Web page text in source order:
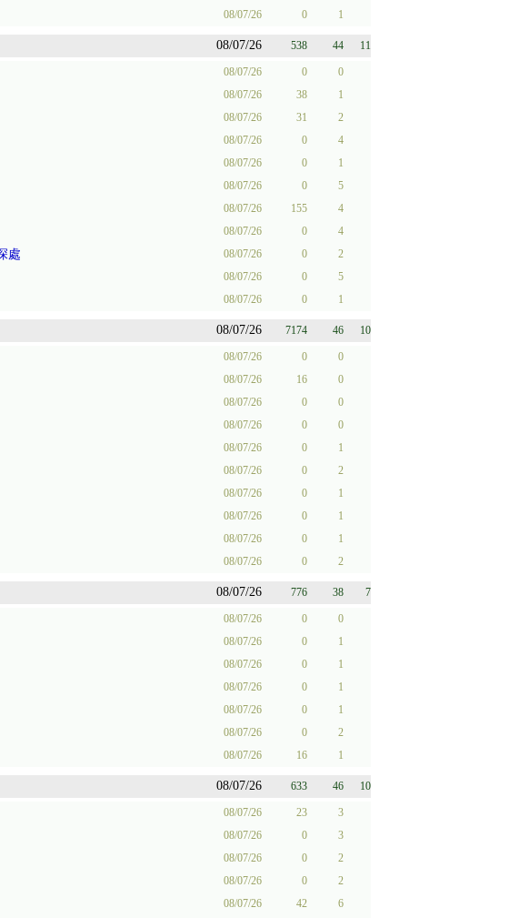
08/07/26 0 1
08/07/26 538 44 11
08/07/26 0 0
08/07/26 38 1
08/07/26 31 2
08/07/26 0 4
08/07/26 0 1
08/07/26 0 5
08/07/26 155 4
08/07/26 0 4
處 08/07/26 0 2
08/07/26 0 5
08/07/26 0 1
08/07/26 7174 46 10
08/07/26 0 0
08/07/26 16 0
08/07/26 0 0
08/07/26 0 0
08/07/26 0 1
08/07/26 0 2
08/07/26 0 1
08/07/26 0 1
08/07/26 0 1
08/07/26 0 2
08/07/26 776 38 7
08/07/26 0 0
08/07/26 0 1
08/07/26 0 1
08/07/26 0 1
08/07/26 0 1
08/07/26 0 2
08/07/26 16 1
08/07/26 633 46 10
08/07/26 23 3
08/07/26 0 3
08/07/26 0 2
08/07/26 0 2
08/07/26 42 6